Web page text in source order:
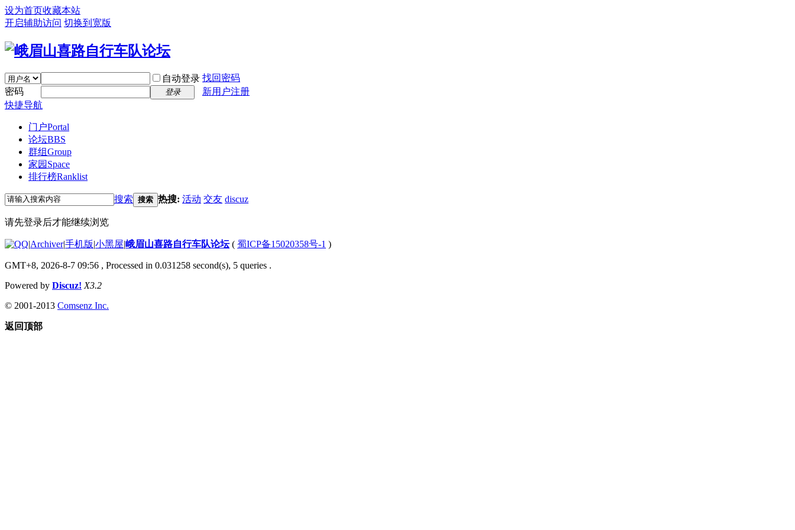
设为首页收藏本站
开启辅助访问 切换到宽版
自动登录 找回密码
密码
登录
新用户注册
快捷导航
门户Portal
论坛BBS
群组Group
家园 Space
排行榜Ranklist
搜索 搜索 热搜: 活动 交友 discuz
请先登录后才能继续浏览
|Archiver|手机版|小黑屋|峨眉山喜路自行车队论坛( 蜀ICP备15020358号-1 )
GMT+8, 2026-8-7 09:56 , Processed in 0.031258 second(s), 5 queries .
Powered by Discuz! X3.2
© 2001-2013 Comsenz Inc.
返回顶部